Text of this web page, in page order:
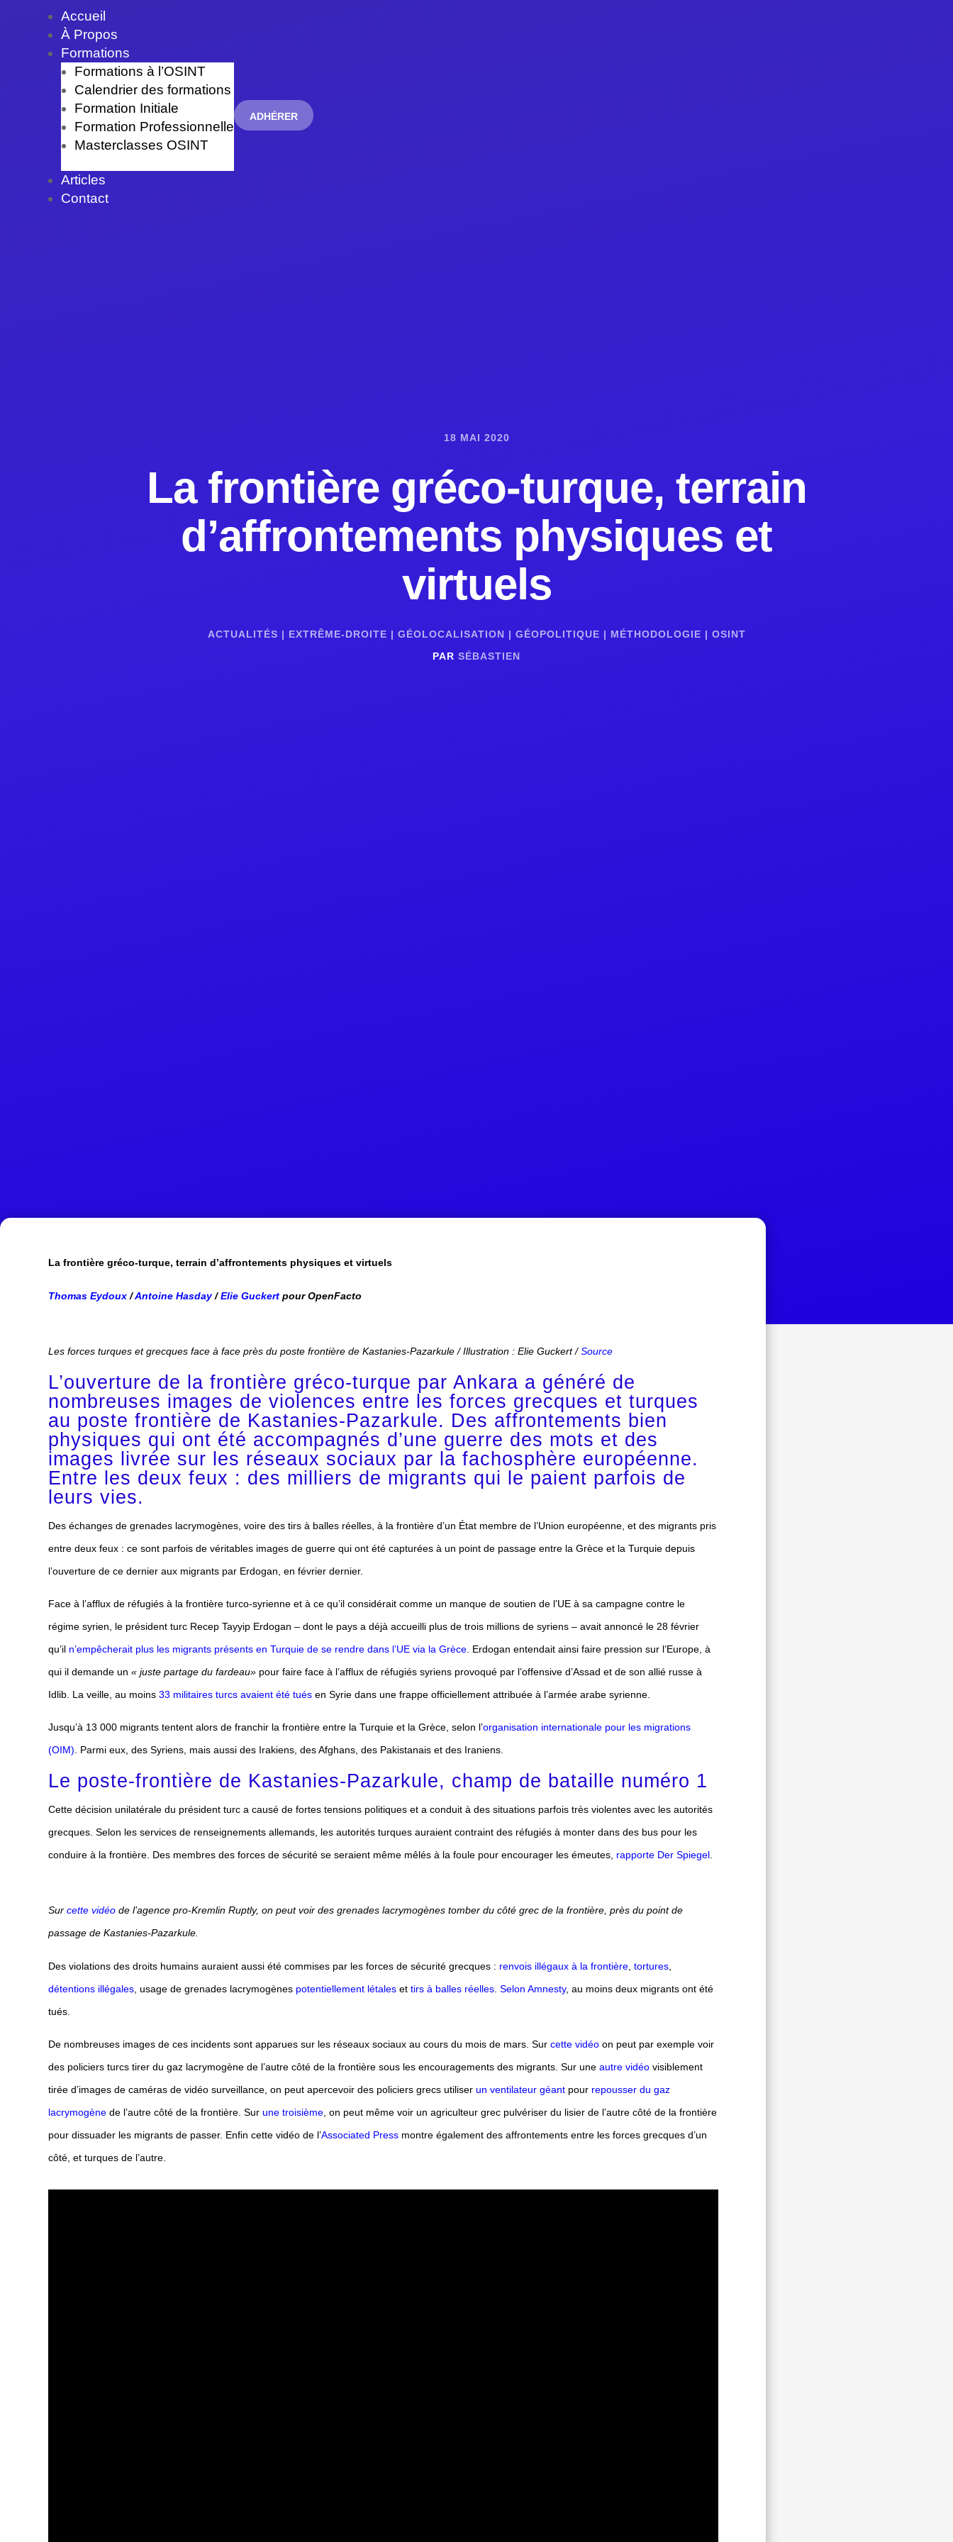
Accueil
À Propos
Formations
Formations à l’OSINT
Calendrier des formations
Formation Initiale
Formation Professionnelle
Masterclasses OSINT
Articles
Contact
ADHÉRER
18 MAI 2020
La frontière gréco-turque, terrain
d’affrontements physiques et
virtuels
ACTUALITÉS | EXTRÊME-DROITE | GÉOLOCALISATION | GÉOPOLITIQUE | MÉTHODOLOGIE | OSINT
PAR SÉBASTIEN
La frontière gréco-turque, terrain d’affrontements physiques et virtuels
Thomas Eydoux/Antoine Hasday/Elie Guckert pour OpenFacto
Les forces turques et grecques face à face près du poste frontière de Kastanies-Pazarkule / Illustration : Elie Guckert /Source
L’ouverture de la frontière gréco-turque par Ankara a généré de
nombreuses images de violences entre les forces grecques et turques
au poste frontière de Kastanies-Pazarkule. Des affrontements bien
physiques qui ont été accompagnés d’une guerre des mots et des
images livrée sur les réseaux sociaux par la fachosphère européenne.
Entre les deux feux : des milliers de migrants qui le paient parfois de
leurs vies.
Des échanges de grenades lacrymogènes, voire des tirs à balles réelles, à la frontière d’un État membre de l’Union européenne, et des migrants pris
entre deux feux : ce sont parfois de véritables images de guerre qui ont été capturées à un point de passage entre la Grèce et la Turquie depuis
l’ouverture de ce dernier aux migrants par Erdogan, en février dernier.
Face à l’afflux de réfugiés à la frontière turco-syrienne et à ce qu’il considérait comme un manque de soutien de l’UE à sa campagne contre le
régime syrien, le président turc Recep Tayyip Erdogan – dont le pays a déjà accueilli plus de trois millions de syriens – avait annoncé le 28 février
qu’il n’empêcherait plus les migrants présents en Turquie de se rendre dans l’UE via la Grèce. Erdogan entendait ainsi faire pression sur l’Europe, à
qui il demande un « juste partage du fardeau»pour faire face à l’afflux de réfugiés syriens provoqué par l’offensive d’Assad et de son allié russe à
Idlib. La veille, au moins 33 militaires turcs avaient été tuésen Syrie dans une frappe officiellement attribuée à l’armée arabe syrienne.
Jusqu’à 13 000 migrants tentent alors de franchir la frontière entre la Turquie et la Grèce, selon l’organisation internationale pour les migrations
(OIM). Parmi eux, des Syriens, mais aussi des Irakiens, des Afghans, des Pakistanais et des Iraniens.
Le poste-frontière de Kastanies-Pazarkule, champ de bataille numéro 1
Cette décision unilatérale du président turc a causé de fortes tensions politiques et a conduit à des situations parfois très violentes avec les autorités
grecques. Selon les services de renseignements allemands, les autorités turques auraient contraint des réfugiés à monter dans des bus pour les
conduire à la frontière. Des membres des forces de sécurité se seraient même mêlés à la foule pour encourager les émeutes, rapporte Der Spiegel.
Sur cette vidéode l’agence pro-Kremlin Ruptly, on peut voir des grenades lacrymogènes tomber du côté grec de la frontière, près du point de
passage de Kastanies-Pazarkule.
Des violations des droits humains auraient aussi été commises par les forces de sécurité grecques : renvois illégaux à la frontière, tortures,
détentions illégales, usage de grenades lacrymogènes potentiellement létaleset tirs à balles réelles. Selon Amnesty, au moins deux migrants ont été
tués.
De nombreuses images de ces incidents sont apparues sur les réseaux sociaux au cours du mois de mars. Sur cette vidéoon peut par exemple voir
des policiers turcs tirer du gaz lacrymogène de l’autre côté de la frontière sous les encouragements des migrants. Sur une autre vidéovisiblement
tirée d’images de caméras de vidéo surveillance, on peut apercevoir des policiers grecs utiliser un ventilateur géantpour repousser du gaz
lacrymogènede l’autre côté de la frontière. Sur une troisième, on peut même voir un agriculteur grec pulvériser du lisier de l’autre côté de la frontière
pour dissuader les migrants de passer. Enfin cette vidéo de l’Associated Pressmontre également des affrontements entre les forces grecques d’un
côté, et turques de l’autre.